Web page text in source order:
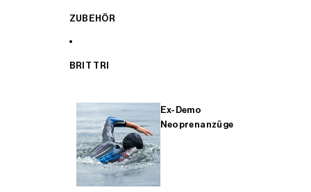
ZUBEHÖR
BRIT TRI
Ex-Demo
Neoprenanzüge